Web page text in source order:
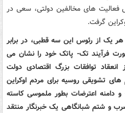
فعالیت های مخالفین دولتی، سعی در
گرفت.
یک از رئوس این سه قطبی، در برابر
فرآیند تک- پاتک خود را نشان می
توافقات بزرگ اقتصادی دولت
تشویقی روسیه برای مردم اوکراین
دامنه اعترضات بطور ملموسی کاسته
و شتم شبانگاهی یک خبرنگار منتقد